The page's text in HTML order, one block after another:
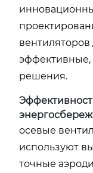
вентиляторов
решения.
осевые
используют
точные